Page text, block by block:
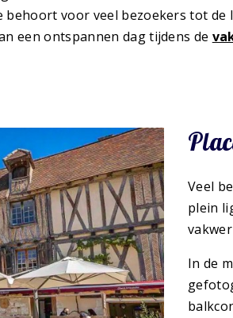
voor veel bezoekers tot de
een ontspannen dag tijdens de
Veel
plein
In de